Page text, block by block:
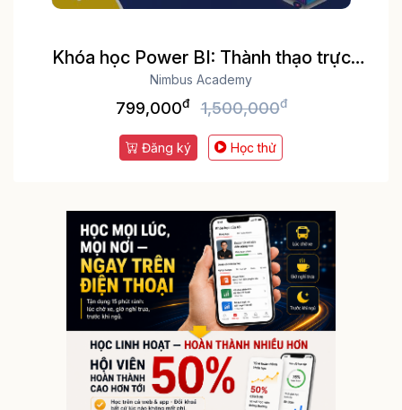
Khóa học Power BI: Thành thạo trực
quan hóa và Phân tích dữ liệu
Nimbus Academy
799,000đ 1,500,000đ
Đăng ký Học thử